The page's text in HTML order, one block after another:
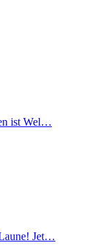
ist Wel…
Jet…